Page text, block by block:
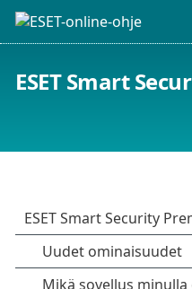
ESET Smart